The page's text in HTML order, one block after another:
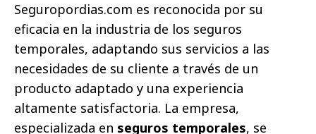
Seguropordias.com es reconocida por su
eficacia en la industria de los seguros
temporales, adaptando sus servicios a las
necesidades de su cliente a través de un
producto adaptado y una experiencia
altamente satisfactoria. La empresa,
especializada en seguros temporales, se